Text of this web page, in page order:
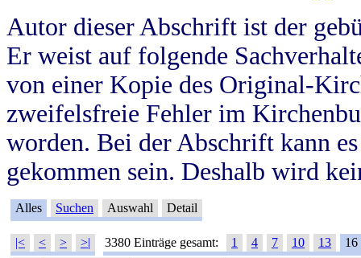
Autor dieser Abschrift ist der
Er weist auf folgende
von einer Kopie des Original-
zweifelsfreie Fehler im
worden. Bei der Abschrift kann
gekommen sein. Deshalb wird
Alles Suchen Auswahl Detail
|< < > >| 3380 Einträge gesamt: 1 4 7 10 13
16